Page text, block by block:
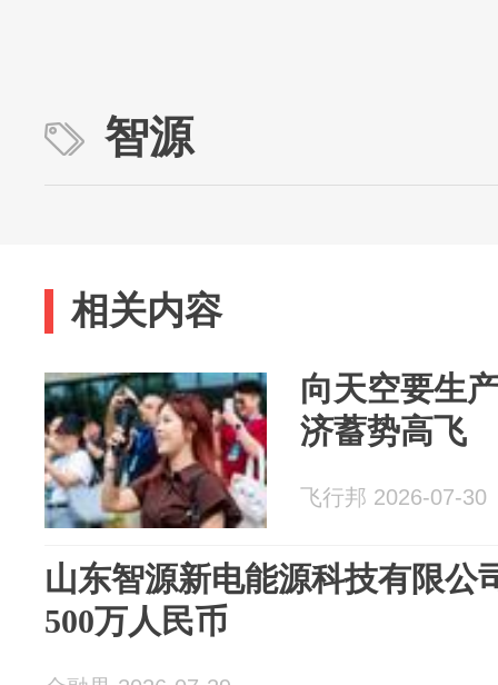
智源
相关内容
向天空要生
济蓄势高飞
飞行邦 2026-07-30
山东智源新电能源科技有限公
500万人民币